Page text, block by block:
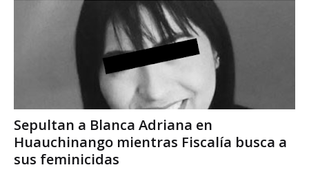
Sepultan a Blanca Adriana en
Huauchinango mientras Fiscalía busca a
sus feminicidas